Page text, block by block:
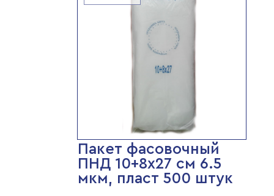
Пакет фасовочный
ПНД 10+8х27 см 6.5
мкм, пласт 500 штук